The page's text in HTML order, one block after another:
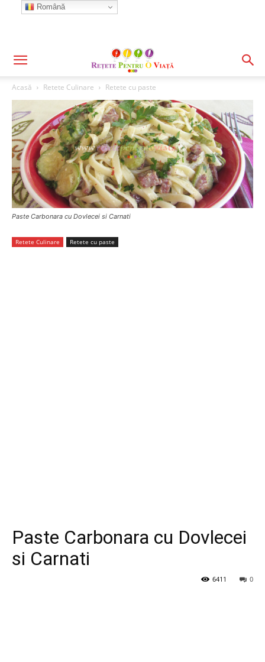
Acasă Retete Culinare Retete cu paste
Paste Carbonara cu Dovlecei si Carnati
Retete Culinare Retete cu paste
Paste Carbonara cu Dovlecei
si Carnati
0
6411
Română